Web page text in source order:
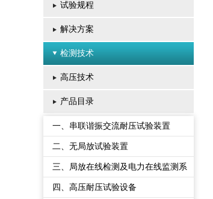
试验规程
解决方案
检测技术
高压技术
产品目录
一、串联谐振交流耐压试验装置
二、无局放试验装置
三、局放在线检测及电力在线监测系
四、高压耐压试验设备